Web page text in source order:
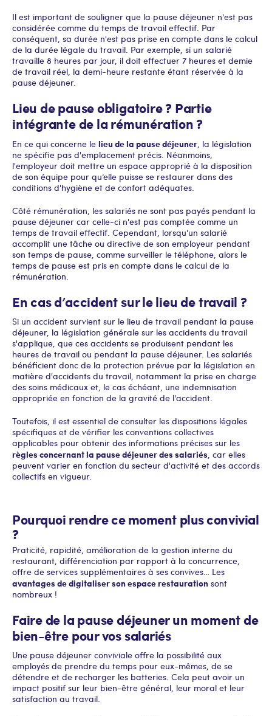
Il est important de souligner que la pause déjeuner n'est pas
considérée comme du temps de travail effectif. Par
conséquent, sa durée n'est pas prise en compte dans le calcul
de la durée légale du travail. Par exemple, si un salarié
travaille 8 heures par jour, il doit effectuer 7 heures et demie
de travail réel, la demi-heure restante étant réservée à la
pause déjeuner.
Lieu de pause obligatoire ? Partie
intégrante de la rémunération ?
En ce qui concerne le lieu de la pause déjeuner, la législation
ne spécifie pas d'emplacement précis. Néanmoins,
l'employeur doit mettre un espace approprié à la disposition
de son équipe pour qu’elle puisse se restaurer dans des
conditions d'hygiène et de confort adéquates.
Côté rémunération, les salariés ne sont pas payés pendant la
pause déjeuner car celle-ci n'est pas comptée comme un
temps de travail effectif. Cependant, lorsqu'un salarié
accomplit une tâche ou directive de son employeur pendant
son temps de pause, comme surveiller le téléphone, alors le
temps de pause est pris en compte dans le calcul de la
rémunération.
En cas d’accident sur le lieu de travail ?
Si un accident survient sur le lieu de travail pendant la pause
déjeuner, la législation générale sur les accidents du travail
s'applique, que ces accidents se produisent pendant les
heures de travail ou pendant la pause déjeuner. Les salariés
bénéficient donc de la protection prévue par la législation en
matière d'accidents du travail, notamment la prise en charge
des soins médicaux et, le cas échéant, une indemnisation
appropriée en fonction de la gravité de l'accident.
Toutefois, il est essentiel de consulter les dispositions légales
spécifiques et de vérifier les conventions collectives
applicables pour obtenir des informations précises sur les
règles concernant la pause déjeuner des salariés, car elles
peuvent varier en fonction du secteur d'activité et des accords
collectifs en vigueur.
Pourquoi rendre ce moment plus convivial
?
Praticité, rapidité, amélioration de la gestion interne du
restaurant, différenciation par rapport à la concurrence,
offre de services supplémentaires à ses convives… Les
avantages de digitaliser son espace restauration sont
nombreux !
Faire de la pause déjeuner un moment de
bien-être pour vos salariés
Une pause déjeuner conviviale offre la possibilité aux
employés de prendre du temps pour eux-mêmes, de se
détendre et de recharger les batteries. Cela peut avoir un
impact positif sur leur bien-être général, leur moral et leur
satisfaction au travail.